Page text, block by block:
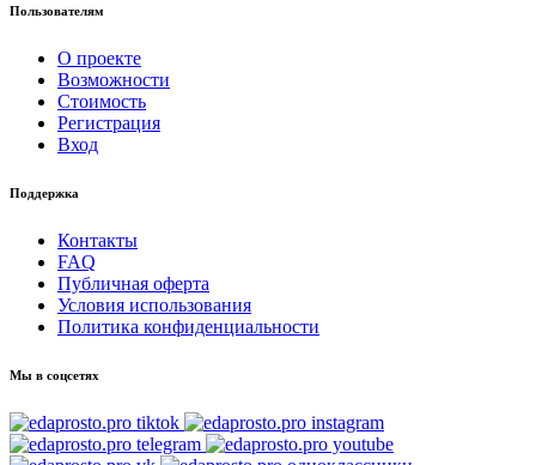
Пользователям
О проекте
Возможности
Стоимость
Регистрация
Вход
Поддержка
Контакты
FAQ
Публичная оферта
Условия использования
Политика конфиденциальности
Мы в соцсетях